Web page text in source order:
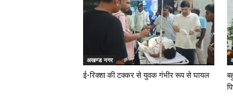
अखण्ड नगर
ई-रिक्शा की टक्कर से युवक गंभीर रूप से घायल